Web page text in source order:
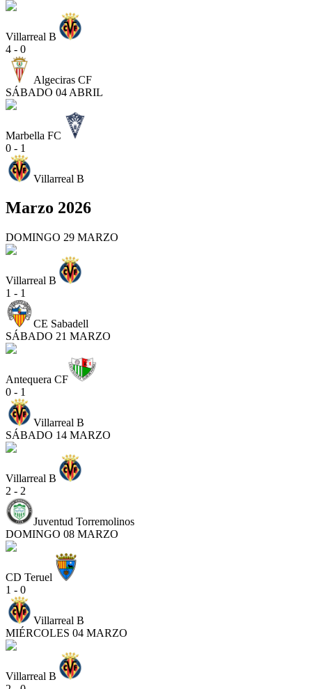
Villarreal B
4 - 0
Algeciras CF
SÁBADO 04 ABRIL
Marbella FC
0 - 1
Villarreal B
Marzo 2026
DOMINGO 29 MARZO
Villarreal B
1 - 1
CE Sabadell
SÁBADO 21 MARZO
Antequera CF
0 - 1
Villarreal B
SÁBADO 14 MARZO
Villarreal B
2 - 2
Juventud Torremolinos
DOMINGO 08 MARZO
CD Teruel
1 - 0
Villarreal B
MIÉRCOLES 04 MARZO
Villarreal B